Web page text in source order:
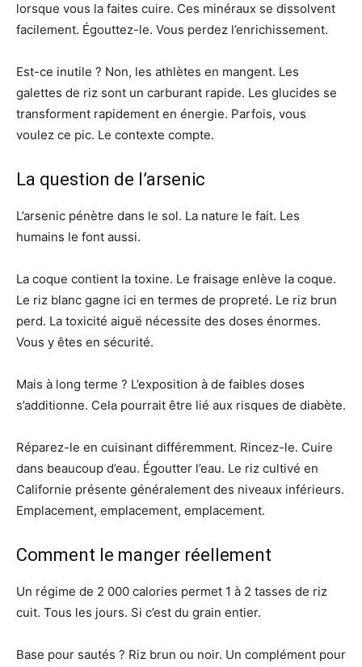
lorsque vous la faites cuire. Ces minéraux se dissolvent
facilement. Égouttez-le. Vous perdez l’enrichissement.
Est-ce inutile ? Non, les athlètes en mangent. Les
galettes de riz sont un carburant rapide. Les glucides se
transforment rapidement en énergie. Parfois, vous
voulez ce pic. Le contexte compte.
La question de l’arsenic
L’arsenic pénètre dans le sol. La nature le fait. Les
humains le font aussi.
La coque contient la toxine. Le fraisage enlève la coque.
Le riz blanc gagne ici en termes de propreté. Le riz brun
perd. La toxicité aiguë nécessite des doses énormes.
Vous y êtes en sécurité.
Mais à long terme ? L’exposition à de faibles doses
s’additionne. Cela pourrait être lié aux risques de diabète.
Réparez-le en cuisinant différemment. Rincez-le. Cuire
dans beaucoup d’eau. Égoutter l’eau. Le riz cultivé en
Californie présente généralement des niveaux inférieurs.
Emplacement, emplacement, emplacement.
Comment le manger réellement
Un régime de 2 000 calories permet 1 à 2 tasses de riz
cuit. Tous les jours. Si c’est du grain entier.
Base pour sautés ? Riz brun ou noir. Un complément pour